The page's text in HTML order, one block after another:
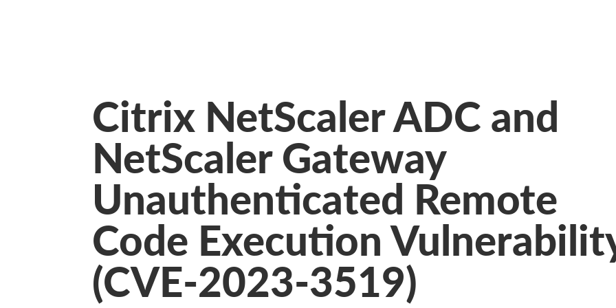
Citrix NetScaler ADC and
NetScaler Gateway
Unauthenticated Remote
Code Execution
(CVE-2023-3519)